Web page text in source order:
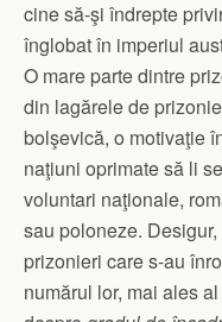
cine să-şi îndrepte
înglobat în imperiul
O mare parte dintre
din lagărele de
bolşevică, o motivaţie
naţiuni oprimate să li
voluntari naţionale,
sau poloneze.
prizonieri care s-au
numărul lor, mai ales